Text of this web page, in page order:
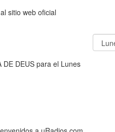
sitio web oficial
DEUS para el Lunes